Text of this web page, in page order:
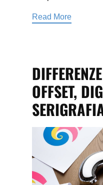
Read More
OFFSET,